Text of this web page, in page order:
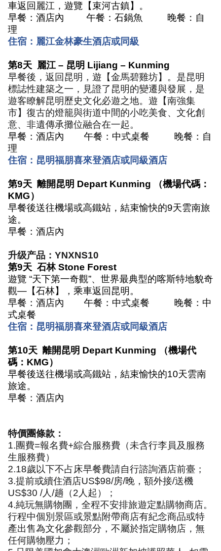
車返回麗江，遊覽【束河古鎮】。
早餐：酒店內
午餐：石鍋魚
晚餐：自
理
住宿：麗江金林豪生酒店或同級
第8天 麗江 – 昆明 Lijiang – Kunming
早餐後，返回昆明，遊【金馬碧雞坊】。是昆明
標誌性建築之一，見證了昆明的變遷與發展，是
遊客瞭解昆明歷史文化必遊之地。遊【南強集
市】復古的燈籠與街道中間的小吃美食、文化創
意、非遺傳承攤位融合在一起。
早餐：酒店內
午餐：中式桌餐
晚餐：自
理
住宿：昆明福朋喜來登酒店或同級酒店
第9天 離開昆明 Depart Kunming
（機場代碼：
KMG）
早餐後送往機場或高鐵站，結束愉快的9天雲南旅
途。
早餐：酒店內
升级产品： YNXNS10
第9天 石林Stone Forest
遊覽 “天下第一奇觀”、世界最典型的喀斯特地貌奇
觀— 【石林】，乘車返回昆明。
早餐：酒店內
午餐：中式桌餐
晚餐：中
式桌餐
住宿：昆明福朋喜來登酒店或同級酒店
第10天 離開昆明 Depart Kunming
（機場代
碼： KMG）
早餐後送往機場或高鐵站，結束愉快的10天雲南
旅途。
早餐：酒店內
特價團條款：
1.團費=報名費+綜合服務費（未含行李員及服務
生服務費）
2.18歲以下不占床早餐費請自行諮詢酒店前臺；
3.提前或續住酒店US$98/房/晚，額外接/送機
US$30 /人/趟（2 人起）；
4.純玩無購物團，全程不安排旅遊定點購物商店。
行程中個別景區或景點附帶商店有紀念商品或特
產出售為文化參觀部分，不屬於指定購物店，無
任何購物壓力；